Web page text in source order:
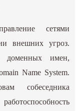
сетями
внешних угроз.
доменных имен,
Name System.
собеседника